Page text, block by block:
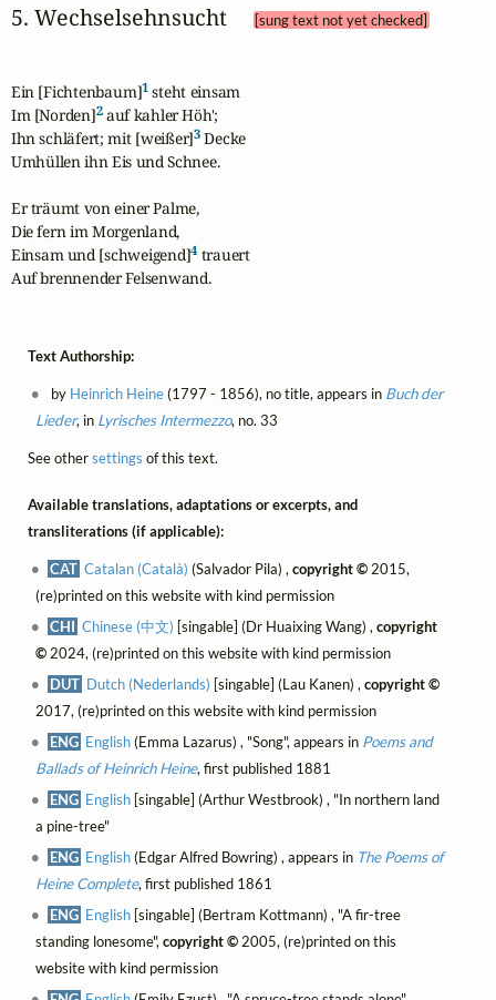
5. Wechselsehnsucht [sung text not yet checked]
Ein [Fichtenbaum]1 steht einsam
Im [Norden]2 auf kahler Höh';
Ihn schläfert; mit [weißer]3 Decke
Umhüllen ihn Eis und Schnee.
Er träumt von einer Palme,
Die fern im Morgenland,
Einsam und [schweigend]4 trauert
Auf brennender Felsenwand.
Text Authorship:
by Heinrich Heine(1797 - 1856), no title, appears in Buch der
Lieder, in Lyrisches Intermezzo, no. 33
See othersettings of this text.
Available translations, adaptations or excerpts, and
transliterations (if applicable):
CAT Catalan (Català) (Salvador Pila) ,copyright © 2015,
(re)printed on this website with kind permission
CHI Chinese (中文) [singable] (Dr Huaixing Wang) ,copyright
©2024, (re)printed on this website with kind permission
DUT Dutch (Nederlands) [singable] (Lau Kanen) ,copyright ©
2017, (re)printed on this website with kind permission
ENG English(Emma Lazarus) , "Song", appears in Poems and
Ballads of Heinrich Heine, first published 1881
ENG English [singable] (Arthur Westbrook) , "In northern land
a pine-tree"
ENG English(Edgar Alfred Bowring) , appears in The Poems of
Heine Complete, first published 1861
ENG English [singable] (Bertram Kottmann) , "A fir-tree
standing lonesome",copyright ©2005, (re)printed on this
website with kind permission